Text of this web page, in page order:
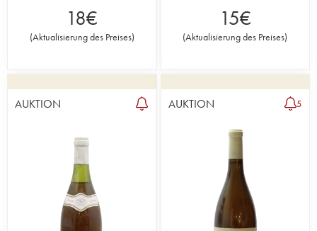
18€
(Aktualisierung des Preises)
15€
(Aktualisierung des Preises)
AUKTION AUKTION 5